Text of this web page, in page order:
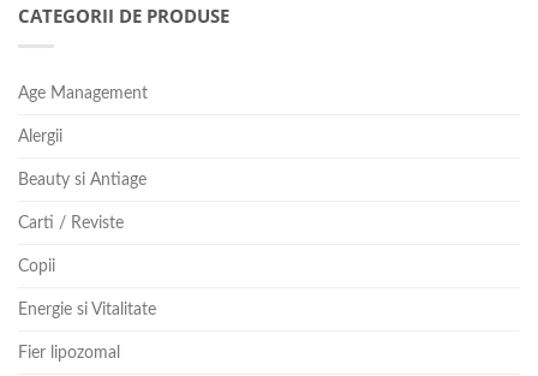
CATEGORII DE PRODUSE
Age Management
Alergii
Beauty si Antiage
Carti / Reviste
Copii
Energie si Vitalitate
Fier lipozomal